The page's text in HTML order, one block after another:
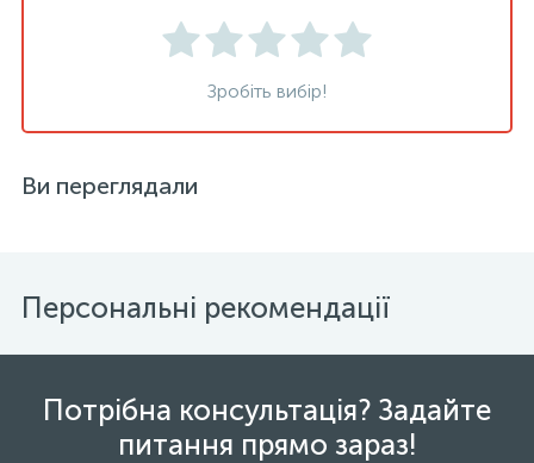
Зробіть вибір!
Ви переглядали
Персональні рекомендації
Потрібна консультація? Задайте
питання прямо зараз!